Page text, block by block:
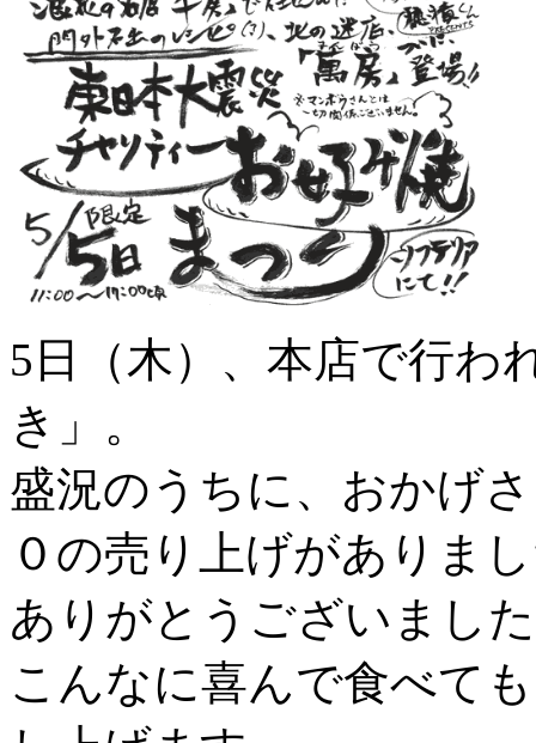
5日（木）、本店で行わ
き」。
盛況のうちに、おかげ
０の売り上げがありま
ありがとうございまし
こんなに喜んで食べて